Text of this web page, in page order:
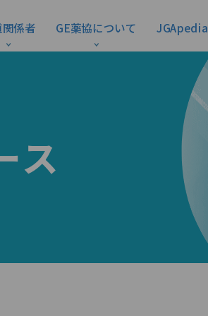
係者 GE薬協について JGApedia
ス